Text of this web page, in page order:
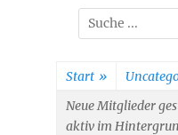
Suchen
nach:
Start »
Neue Mitglieder
aktiv im